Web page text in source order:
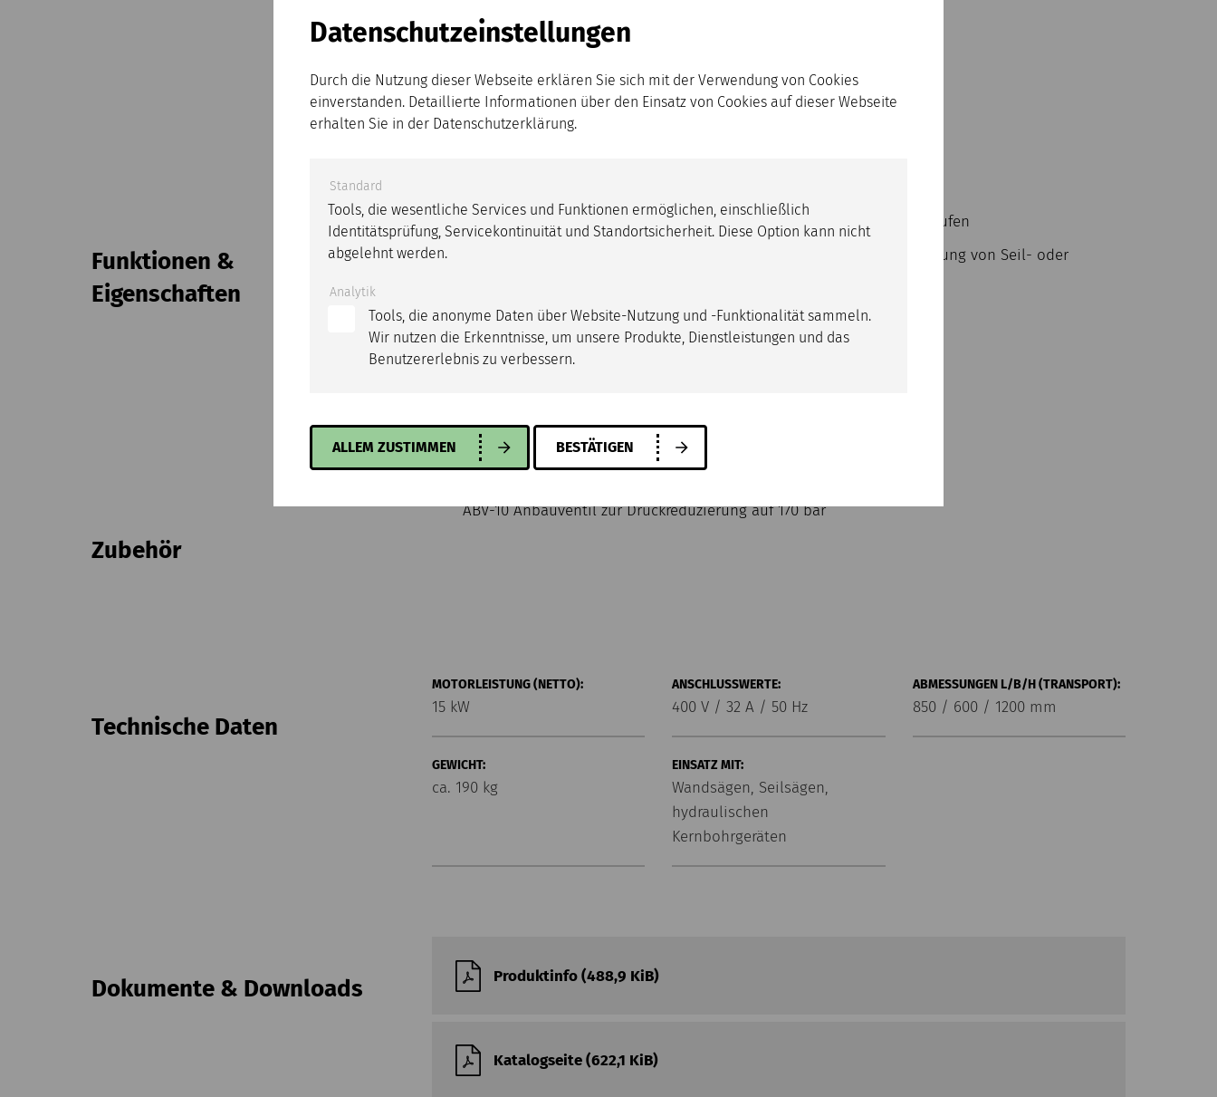
Funktionen &
Eigenschaften
Dreifach-Zahnradpumpe - gleichzeitige Versorgung von drei Ölkreisläufen
Zusätzlicher Steuerkreis und Hydraulik-Steuerpult für Vorschubsteuerung von Seil- oder
Abnehmbarer Elektromotor für leichten Transport
Automatischer Sanftanlauf
Zubehör
ABV-10 Anbauventil zur Druckreduzierung auf 170 bar
Technische Daten
MOTORLEISTUNG (NETTO):
15 kW
ANSCHLUSSWERTE:
400 V / 32 A / 50 Hz
ABMESSUNGEN L/B/H (TRANSPORT):
850 / 600 / 1200 mm
GEWICHT:
ca. 190 kg
EINSATZ MIT:
Wandsägen, Seilsägen,
hydraulischen
Kernbohrgeräten
Dokumente & Downloads Produktinfo (488,9 KiB)
Katalogseite (622,1 KiB)
Datenschutz­einstellungen
Durch die Nutzung dieser Webseite erklären Sie sich mit der Verwendung von Cookies
einverstanden. Detaillierte Informationen über den Einsatz von Cookies auf dieser Webseite
erhalten Sie in der Datenschutzerklärung.
Standard
Tools, die wesentliche Services und Funktionen ermöglichen, einschließlich
Identitätsprüfung, Servicekontinuität und Standortsicherheit. Diese Option kann nicht
abgelehnt werden.
Analytik
Tools, die anonyme Daten über Website-Nutzung und -Funktionalität sammeln.
Wir nutzen die Erkenntnisse, um unsere Produkte, Dienstleistungen und das
Benutzererlebnis zu verbessern.
ALLEM ZUSTIMMEN BESTÄTIGEN